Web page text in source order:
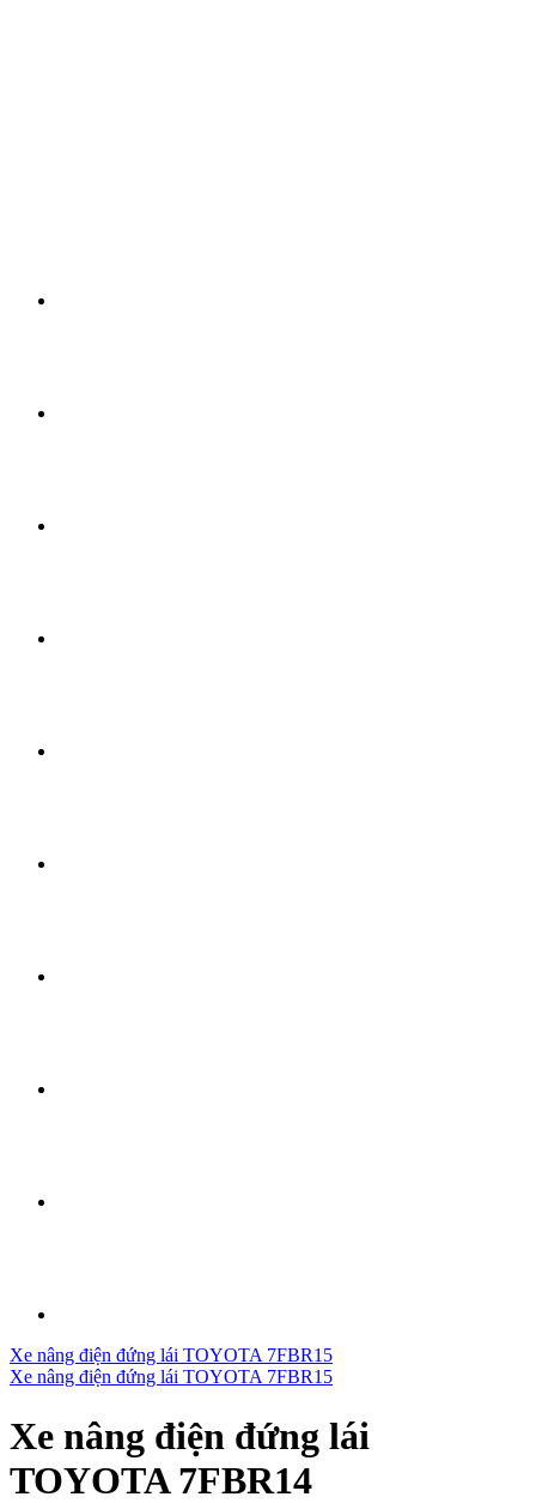
Xe nâng điện đứng lái TOYOTA 7FBR15
Xe nâng điện đứng lái TOYOTA 7FBR15
Xe nâng điện đứng lái
TOYOTA 7FBR14